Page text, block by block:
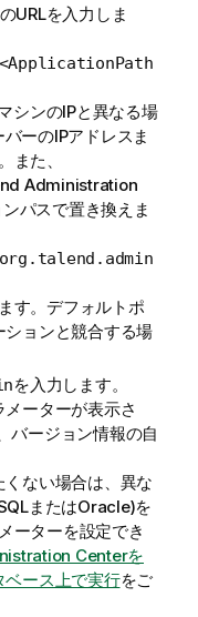
URLを入力しま
シンのIPと異なる場
ーのIPアドレスま
また、
Administration
パスで置き換えま
す。デフォルトポ
ョンと競合する場
を入力します。
ーターが表示さ
バージョン情報の自
ない場合は、異な
またはOracle)を
ーターを設定でき
Centerを
ース上で実行をご